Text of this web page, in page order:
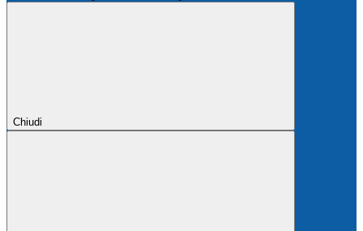
Chiudi